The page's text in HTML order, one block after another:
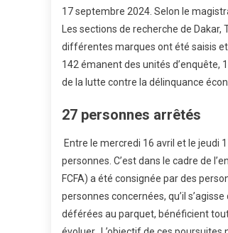
17 septembre 2024. Selon le
Les sections de recherche de
différentes marques ont été saisis
142 émanent des unités d’enquête,
de la lutte contre la délinquance
27 personnes arrêtés
Entre le mercredi 16 avril et le jeudi
personnes. C’est dans le cadre de
FCFA) a été consignée par des
personnes concernées, qu’il
déférées au parquet, bénéficient